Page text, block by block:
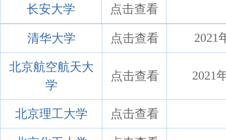
长安大学 点击查看
清华大学 点击查看 2021
北京航空航天大
学
点击查看 2021
北京理工大学 点击查看